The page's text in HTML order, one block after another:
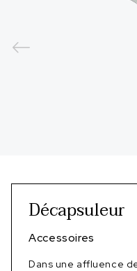
Décapsuleur
Accessoires
Dans une affluence